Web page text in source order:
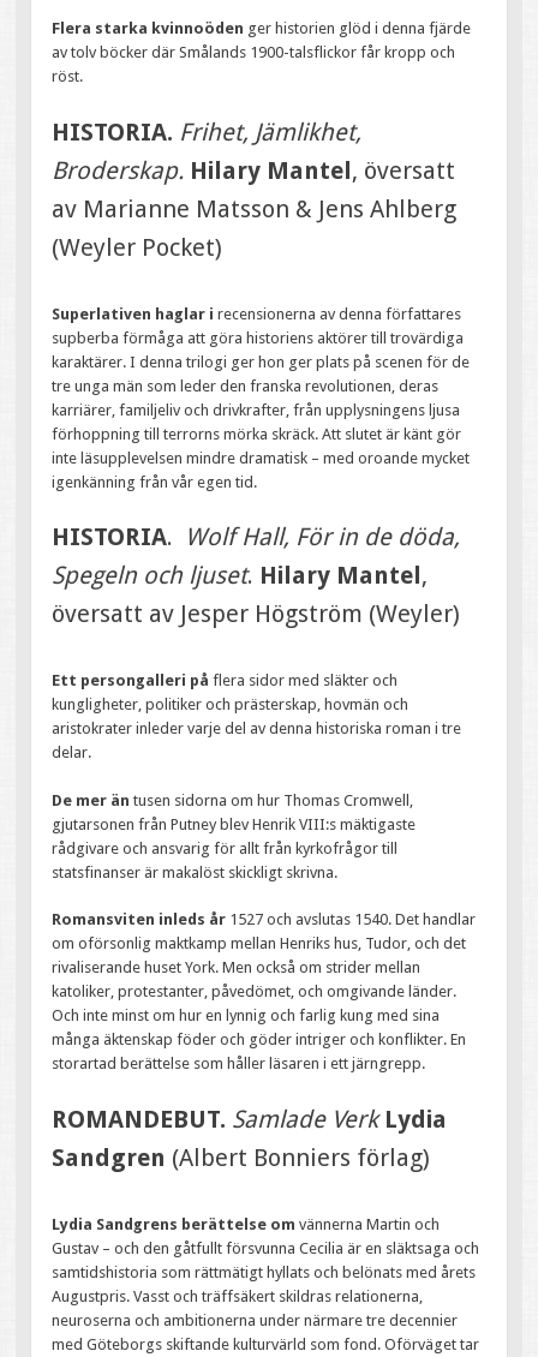
Flera starka kvinnoöden ger historien glöd i denna fjärde
av tolv böcker där Smålands 1900-talsflickor får kropp och
röst.
HISTORIA. Frihet, Jämlikhet,
Broderskap. Hilary Mantel, översatt
av Marianne Matsson & Jens Ahlberg
(Weyler Pocket)
Superlativen haglar irecensionerna av denna författares
supberba förmåga att göra historiens aktörer till trovärdiga
karaktärer. I denna trilogi ger hon ger plats på scenen för de
tre unga män som leder den franska revolutionen, deras
karriärer, familjeliv och drivkrafter, från upplysningens ljusa
förhoppning till terrorns mörka skräck. Att slutet är känt gör
inte läsupplevelsen mindre dramatisk – med oroande mycket
igenkänning från vår egen tid.
HISTORIA.
Wolf Hall, För in de döda,
Spegeln och ljuset. Hilary Mantel,
översatt av Jesper Högström (Weyler)
Ett persongalleri påflera sidor med släkter och
kungligheter, politiker och prästerskap, hovmän och
aristokrater inleder varje del av denna historiska roman i tre
delar.
De mer äntusen sidorna om hur Thomas Cromwell,
gjutarsonen från Putney blev Henrik VIII:s mäktigaste
rådgivare och ansvarig för allt från kyrkofrågor till
statsfinanser är makalöst skickligt skrivna.
Romansviten inleds år 1527 och avslutas 1540. Det handlar
om oförsonlig maktkamp mellan Henriks hus, Tudor, och det
rivaliserande huset York. Men också om strider mellan
katoliker, protestanter, påvedömet, och omgivande länder.
Och inte minst om hur en lynnig och farlig kung med sina
många äktenskap föder och göder intriger och konflikter. En
storartad berättelse som håller läsaren i ett järngrepp.
ROMANDEBUT. Samlade Verk Lydia
Sandgren (Albert Bonniers förlag)
Lydia Sandgrens berättelse om vännerna Martin och
Gustav – och den gåtfullt försvunna Cecilia är en släktsaga och
samtidshistoria som rättmätigt hyllats och belönats med årets
Augustpris. Vasst och träffsäkert skildras relationerna,
neuroserna och ambitionerna under närmare tre decennier
med Göteborgs skiftande kulturvärld som fond. Oförväget tar